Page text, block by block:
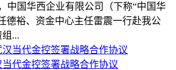
中国华西企业有限公司（下称“中国华
德裕、资金中心主任雷震一行赴我公
...
代金控签署战略合作协议